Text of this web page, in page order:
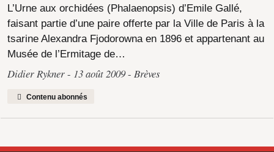
L’Urne aux orchidées (Phalaenopsis) d’Emile Gallé,
faisant partie d’une paire offerte par la Ville de Paris à la
tsarine Alexandra Fjodorowna en 1896 et appartenant au
Musée de l’Ermitage de…
Didier Rykner 13 août 2009 Brèves
Contenu abonnés